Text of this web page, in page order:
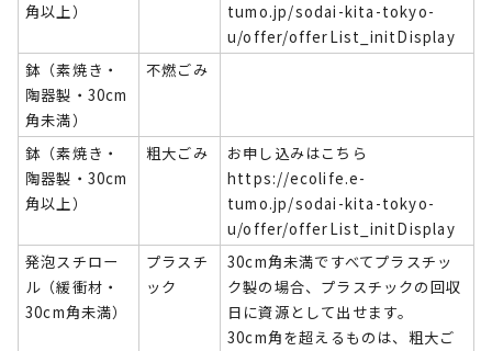
角以上）
tumo.jp/sodai-kita-tokyo-
u/offer/offerList_initDisplay
鉢（素焼き・
陶器製・30cm
角未満）
不燃ごみ
鉢（素焼き・
陶器製・30cm
角以上）
粗大ごみ
お申し込みはこちら
https://ecolife.e-
tumo.jp/sodai-kita-tokyo-
u/offer/offerList_initDisplay
発泡スチロー
ル（緩衝材・
30cm角未満）
プラスチ
ック
30cm角未満ですべてプラスチッ
ク製の場合、プラスチックの回収
日に資源として出せます。
30cm角を超えるものは、粗大ご